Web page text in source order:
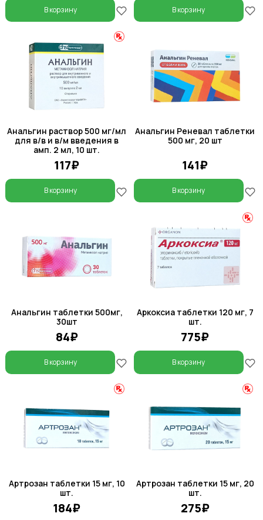
В корзину В корзину
Анальгин раствор 500 мг/мл
для в/в и в/м введения в
амп. 2 мл, 10 шт.
117₽
В корзину
Анальгин Реневал таблетки
500 мг, 20 шт
141₽
В корзину
Анальгин таблетки 500мг,
30шт
84₽
В корзину
Аркоксиа таблетки 120 мг, 7
шт.
775₽
В корзину
Артрозан таблетки 15 мг, 10
шт.
184₽
Артрозан таблетки 15 мг, 20
шт.
275₽